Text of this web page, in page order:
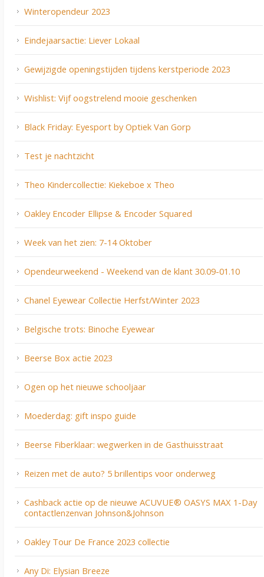
Winteropendeur 2023
Eindejaarsactie: Liever Lokaal
Gewijzigde openingstijden tijdens kerstperiode 2023
Wishlist: Vijf oogstrelend mooie geschenken
Black Friday: Eyesport by Optiek Van Gorp
Test je nachtzicht
Theo Kindercollectie: Kiekeboe x Theo
Oakley Encoder Ellipse & Encoder Squared
Week van het zien: 7-14 Oktober
Opendeurweekend - Weekend van de klant 30.09-01.10
Chanel Eyewear Collectie Herfst/Winter 2023
Belgische trots: Binoche Eyewear
Beerse Box actie 2023
Ogen op het nieuwe schooljaar
Moederdag: gift inspo guide
Beerse Fiberklaar: wegwerken in de Gasthuisstraat
Reizen met de auto? 5 brillentips voor onderweg
Cashback actie op de nieuwe ACUVUE® OASYS MAX 1-Day
contactlenzenvan Johnson&Johnson
Oakley Tour De France 2023 collectie
Any Di: Elysian Breeze